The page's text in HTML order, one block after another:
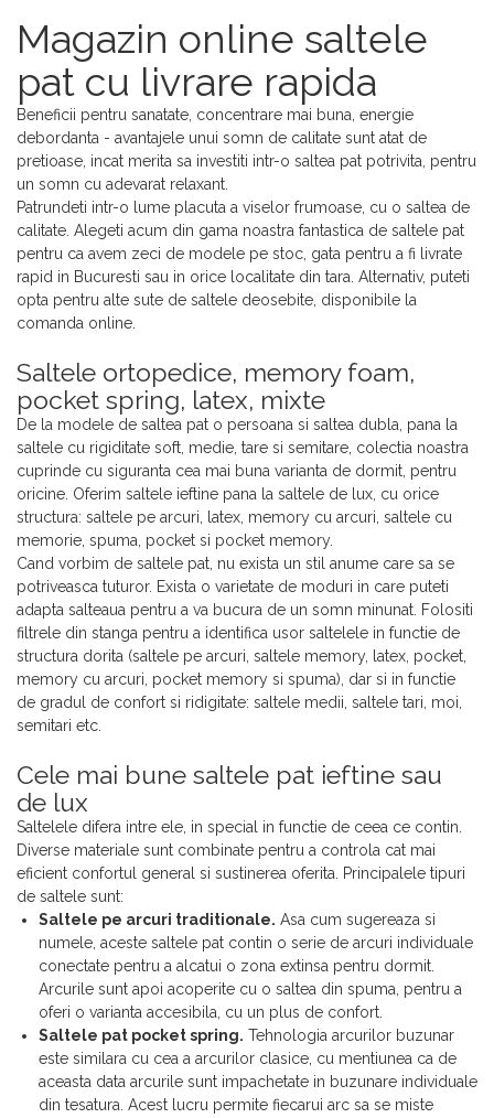
Magazin online saltele
pat cu livrare rapida
Beneficii pentru sanatate, concentrare mai buna, energie
debordanta - avantajele unui somn de calitate sunt atat de
pretioase, incat merita sa investiti intr-o saltea pat potrivita, pentru
un somn cu adevarat relaxant.
Patrundeti intr-o lume placuta a viselor frumoase, cu o saltea de
calitate. Alegeti acum din gama noastra fantastica de saltele pat
pentru ca avem zeci de modele pe stoc, gata pentru a fi livrate
rapid in Bucuresti sau in orice localitate din tara. Alternativ, puteti
opta pentru alte sute de saltele deosebite, disponibile la
comanda online.
Saltele ortopedice, memory foam,
pocket spring, latex, mixte
De la modele de saltea pat o persoana si saltea dubla, pana la
saltele cu rigiditate soft, medie, tare si semitare, colectia noastra
cuprinde cu siguranta cea mai buna varianta de dormit, pentru
oricine. Oferim saltele ieftine pana la saltele de lux, cu orice
structura: saltele pe arcuri, latex, memory cu arcuri, saltele cu
memorie, spuma, pocket si pocket memory.
Cand vorbim de saltele pat, nu exista un stil anume care sa se
potriveasca tuturor. Exista o varietate de moduri in care puteti
adapta salteaua pentru a va bucura de un somn minunat. Folositi
filtrele din stanga pentru a identifica usor saltelele in functie de
structura dorita (saltele pe arcuri, saltele memory, latex, pocket,
memory cu arcuri, pocket memory si spuma), dar si in functie
de gradul de confort si ridigitate: saltele medii, saltele tari, moi,
semitari etc.
Cele mai bune saltele pat ieftine sau
de lux
Saltelele difera intre ele, in special in functie de ceea ce contin.
Diverse materiale sunt combinate pentru a controla cat mai
eficient confortul general si sustinerea oferita. Principalele tipuri
de saltele sunt:
Saltele pe arcuri traditionale. Asa cum sugereaza si
numele, aceste saltele pat contin o serie de arcuri individuale
conectate pentru a alcatui o zona extinsa pentru dormit.
Arcurile sunt apoi acoperite cu o saltea din spuma, pentru a
oferi o varianta accesibila, cu un plus de confort.
Saltele pat pocket spring. Tehnologia arcurilor buzunar
este similara cu cea a arcurilor clasice, cu mentiunea ca de
aceasta data arcurile sunt impachetate in buzunare individuale
din tesatura. Acest lucru permite fiecarui arc sa se miste